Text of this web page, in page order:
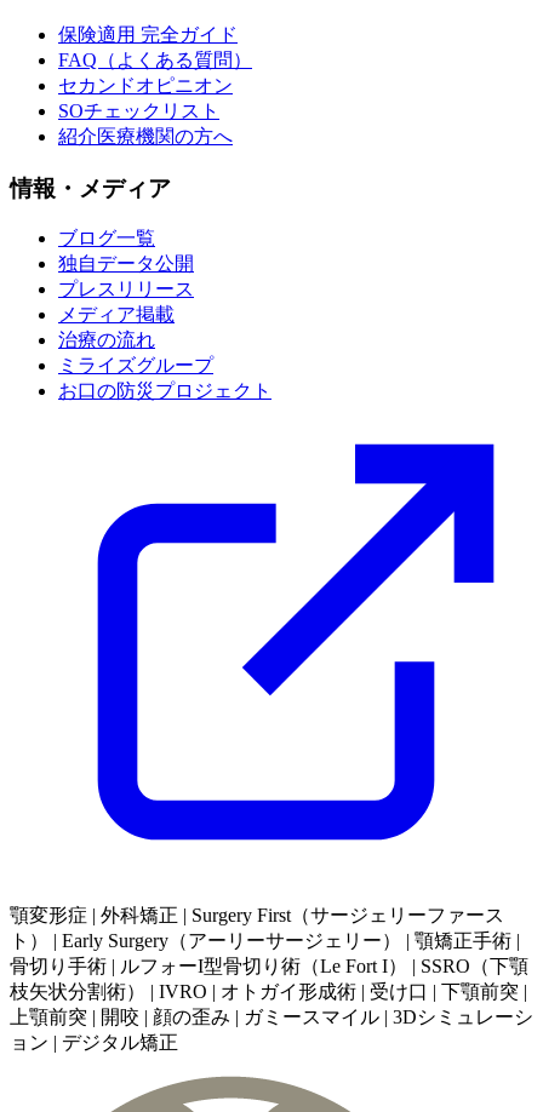
保険適用 完全ガイド
FAQ（よくある質問）
セカンドオピニオン
SOチェックリスト
紹介医療機関の方へ
情報・メディア
ブログ一覧
独自データ公開
プレスリリース
メディア掲載
治療の流れ
ミライズグループ
お口の防災プロジェクト
顎変形症 | 外科矯正 | Surgery First（サージェリーファース
ト） | Early Surgery（アーリーサージェリー） | 顎矯正手術 |
骨切り手術 | ルフォーI型骨切り術（Le Fort I） | SSRO（下顎
枝矢状分割術） | IVRO | オトガイ形成術 | 受け口 | 下顎前突 |
上顎前突 | 開咬 | 顔の歪み | ガミースマイル | 3Dシミュレーシ
ョン | デジタル矯正